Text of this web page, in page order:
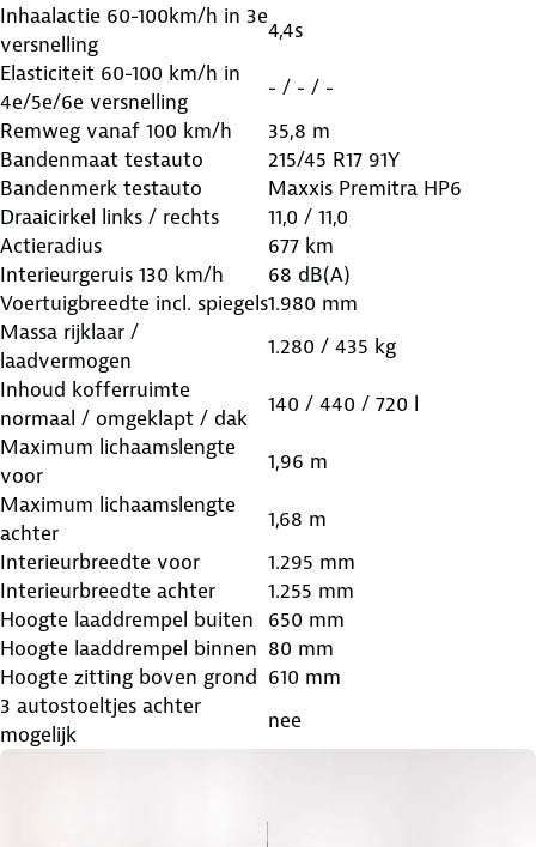
Inhaalactie 60-100km/h in 3e
versnelling
4,4s
Elasticiteit 60-100 km/h in
4e/5e/6e versnelling
- / - / -
Remweg vanaf 100 km/h
35,8 m
Bandenmaat testauto
215/45 R17 91Y
Bandenmerk testauto
Maxxis Premitra HP6
Draaicirkel links / rechts
11,0 / 11,0
Actieradius
677 km
Interieurgeruis 130 km/h
68 dB(A)
Voertuigbreedte incl. spiegels1.980 mm
Massa rijklaar /
laadvermogen
1.280 / 435 kg
Inhoud kofferruimte
normaal / omgeklapt / dak
140 / 440 / 720 l
Maximum lichaamslengte
voor
1,96 m
Maximum lichaamslengte
achter
1,68 m
Interieurbreedte voor
1.295 mm
Interieurbreedte achter
1.255 mm
Hoogte laaddrempel buiten
650 mm
Hoogte laaddrempel binnen 80 mm
Hoogte zitting boven grond 610 mm
3 autostoeltjes achter
mogelijk
nee